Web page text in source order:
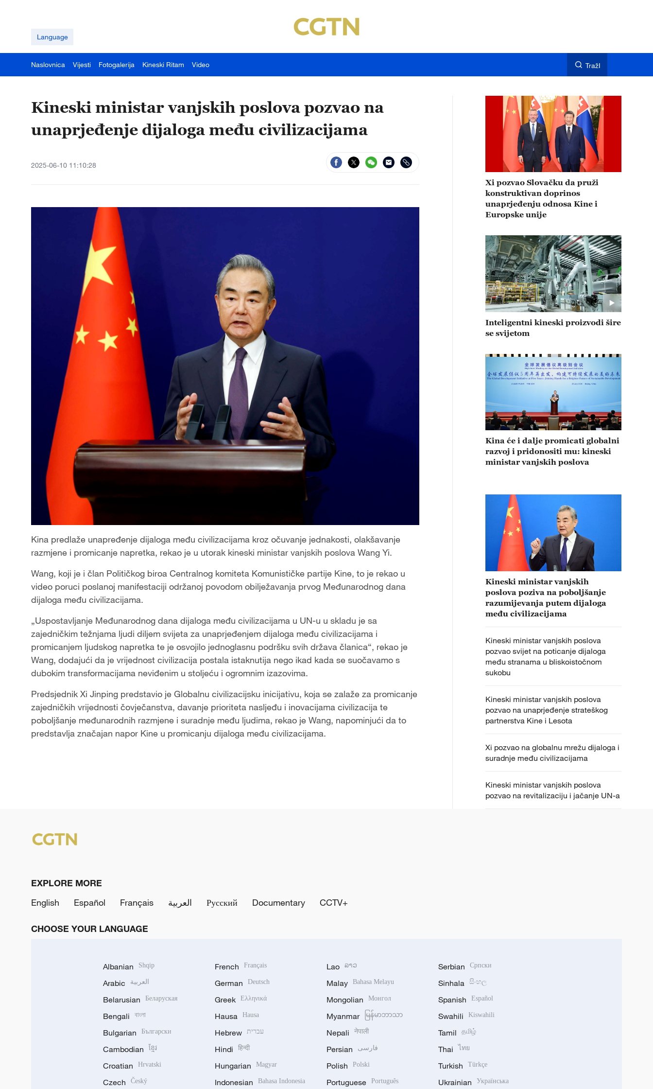
Language
Naslovnica Vijesti Fotogalerija Kineski Ritam Video TražI
Kineski ministar vanjskih poslova pozvao na
unaprjeđenje dijaloga među civilizacijama
2025-06-10 11:10:28
Kina predlaže unapređenje dijaloga među civilizacijama kroz očuvanje jednakosti, olakšavanje
razmjene i promicanje napretka, rekao je u utorak kineski ministar vanjskih poslova Wang Yi.
Wang, koji je i član Političkog biroa Centralnog komiteta Komunističke partije Kine, to je rekao u
video poruci poslanoj manifestaciji održanoj povodom obilježavanja prvog Međunarodnog dana
dijaloga među civilizacijama.
„Uspostavljanje Međunarodnog dana dijaloga među civilizacijama u UN-u u skladu je sa
zajedničkim težnjama ljudi diljem svijeta za unaprjeđenjem dijaloga među civilizacijama i
promicanjem ljudskog napretka te je osvojilo jednoglasnu podršku svih država članica“, rekao je
Wang, dodajući da je vrijednost civilizacija postala istaknutija nego ikad kada se suočavamo s
dubokim transformacijama neviđenim u stoljeću i ogromnim izazovima.
Predsjednik Xi Jinping predstavio je Globalnu civilizacijsku inicijativu, koja se zalaže za promicanje
zajedničkih vrijednosti čovječanstva, davanje prioriteta nasljeđu i inovacijama civilizacija te
poboljšanje međunarodnih razmjene i suradnje među ljudima, rekao je Wang, napominjući da to
predstavlja značajan napor Kine u promicanju dijaloga među civilizacijama.
Xi pozvao Slovačku da pruži
konstruktivan doprinos
unaprjeđenju odnosa Kine i
Europske unije
Inteligentni kineski proizvodi šire
se svijetom
Kina će i dalje promicati globalni
razvoj i pridonositi mu: kineski
ministar vanjskih poslova
Kineski ministar vanjskih
poslova poziva na poboljšanje
razumijevanja putem dijaloga
među civilizacijama
Kineski ministar vanjskih poslova
pozvao svijet na poticanje dijaloga
među stranama u bliskoistočnom
sukobu
Kineski ministar vanjskih poslova
pozvao na unaprjeđenje strateškog
partnerstva Kine i Lesota
Xi pozvao na globalnu mrežu dijaloga i
suradnje među civilizacijama
Kineski ministar vanjskih poslova
pozvao na revitalizaciju i jačanje UN-a
EXPLORE MORE
English
Español Français العربية Русский Documentary CCTV+
CHOOSE YOUR LANGUAGE
Albanian Shqip
Arabic العربية
Belarusian Беларуская
Bengali বাংলা
Bulgarian Български
Cambodian ខ្មែរ
Croatian Hrvatski
Czech Český
French Français
German Deutsch
Greek Ελληνικά
Hausa Hausa
Hebrew עברית
Hindi हिन्दी
Hungarian Magyar
Indonesian Bahasa Indonesia
Lao ລາວ
Malay Bahasa Melayu
Mongolian Монгол
Myanmar မြန်မာဘာသာ
Nepali नेपाली
Persian فارسی
Polish Polski
Portuguese Português
Serbian Српски
Sinhala සිංහල
Spanish Español
Swahili Kiswahili
Tamil தமிழ்
Thai ไทย
Turkish Türkçe
Ukrainian Українська